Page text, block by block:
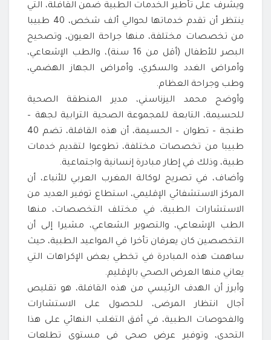
ويشرف على تأطير الخدمات الطبية ضمن القافلة، التي
ينتظر أن تقدم خدماتها لحوالي ألف شخص، 40 طبيبا
من تخصصات مختلفة، منها جراحة العيون، وتصحيح
البصر للأطفال (أقل من 16 سنة)، والطب الإشعاعي،
وأمراض الغدد والسكري، وأمراض الجهاز الهضمي،
وطب وجراحة العظام.
وأوضح محمد اليزناسني، مدير المنطقة الصحية
للحسيمة، التابعة للمجموعة الصحية الترابية لجهة –
طنجة – تطوان – الحسيمة، أن هذه القافلة، تضم 40
طبيبا من تخصصات مختلفة، تطوعوا لتقديم خدمات
طبية، وذلك في إطار مبادرة إنسانية واجتماعية.
وأضاف، في تصريح لوكالة المغرب العربي للأنباء، أن
المركز الاستشفائي الإقليمي، استطاع توفير العديد من
الاستشارات الطبية، في مختلف التخصصات، منها
الطب الإشعاعي، والتصوير الشعاعي، مشيرا إلى أن
التخصصين كان يعرفان تأخرا في المواعيد الطبية، حيث
ساهمت هذه المبادرة في تخطي بعض الإكراهات التي
يعاني منها العرض الصحي بالإقليم.
وأبرز أن الهدف الرئيسي من هذه القافلة، هو تقليص
آجال انتظار المرضى، للحصول على الاستشارات
والفحوصات الطبية، في أفق التغلب النهائي على هذا
التحدي، وتوفير عرض صحي في مستوى تطلعات